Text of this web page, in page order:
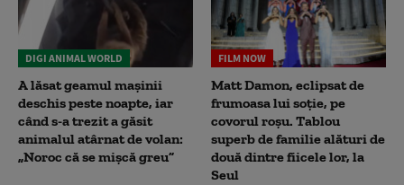
DIGI ANIMAL WORLD
A lăsat geamul mașinii
deschis peste noapte, iar
când s-a trezit a găsit
animalul atârnat de volan:
„Noroc că se mișcă greu”
FILM NOW
Matt Damon, eclipsat de
frumoasa lui soție, pe
covorul roșu. Tablou
superb de familie alături de
două dintre fiicele lor, la
Seul